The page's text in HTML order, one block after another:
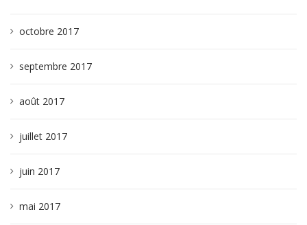
octobre 2017
septembre 2017
août 2017
juillet 2017
juin 2017
mai 2017